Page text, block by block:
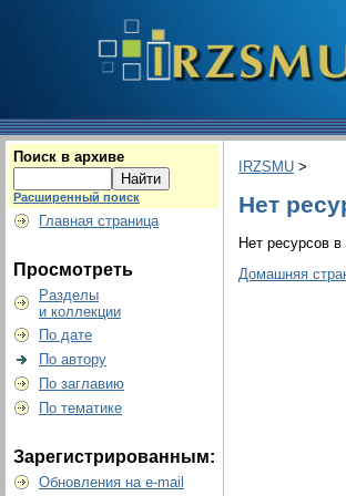
Поиск в архиве
Расширенный поиск
Главная страница
Просмотреть
Разделы
и коллекции
По дате
По автору
По заглавию
По тематике
Зарегистрированным:
Обновления на e-mail
IRZSMU >
Нет
Нет ресурсов в
Домашняя